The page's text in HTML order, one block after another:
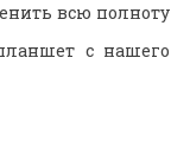
всю полноту
с нашего